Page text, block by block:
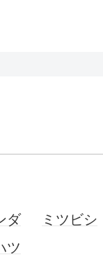
ダ
ミツビシ
ツ